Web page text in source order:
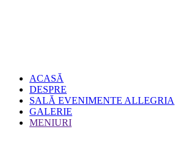
ACASĂ
DESPRE
SALĂ EVENIMENTE ALLEGRIA
GALERIE
MENIURI